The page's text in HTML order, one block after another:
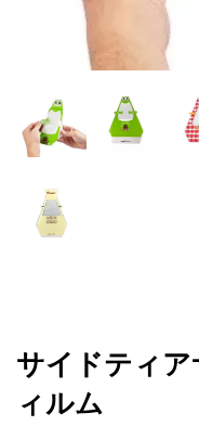
サイドティ
ィルム